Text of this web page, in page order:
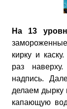
На 13
кирку и
раз
надпись.
делаем дырку
капающую